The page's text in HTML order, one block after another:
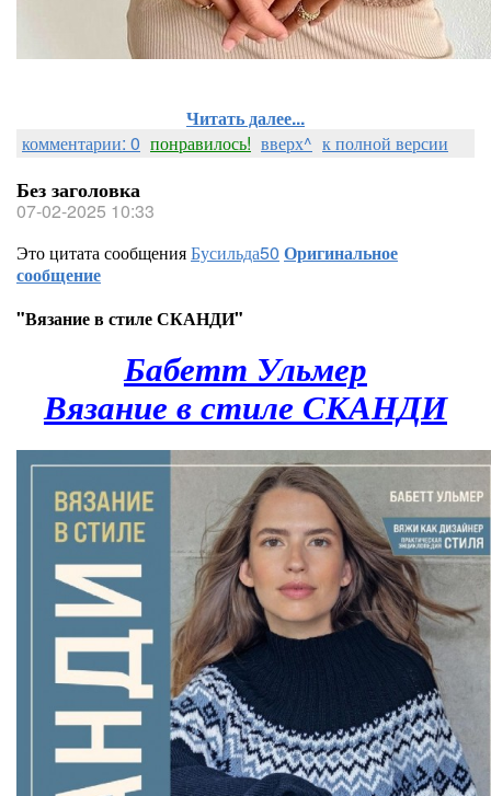
Читать далее...
комментарии: 0 понравилось! вверх^ к полной версии
Без заголовка
07-02-2025 10:33
Это цитата сообщенияБусильда50 Оригинальное
сообщение
"Вязание в стиле СКАНДИ"
Бабетт Ульмер
Вязание в стиле СКАНДИ